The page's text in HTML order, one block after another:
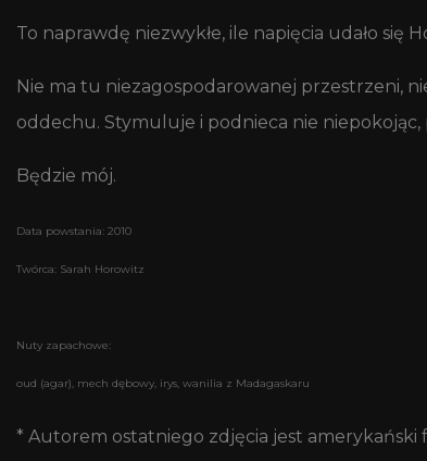
To naprawdę niezwykłe, ile napięcia udało
Nie ma tu niezagospodarowanej przestrzeni,
oddechu. Stymuluje i podnieca nie niepokojąc,
Będzie mój.
Data powstania: 2010
Twórca: Sarah Horowitz
Nuty zapachowe:
oud (agar), mech dębowy, irys, wanilia z Madagaskaru
* Autorem ostatniego zdjęcia jest amerykański